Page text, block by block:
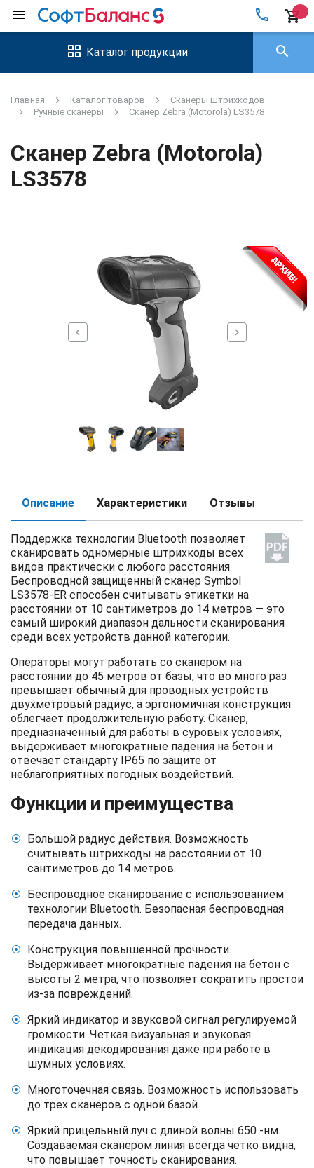
menu local_phone shopping_cart
Каталог продукции search
Главная Каталог товаров
Сканеры штрихкодов
Ручные сканеры
Сканер Zebra (Motorola) LS3578
chevron_left chevron_right
Сканер Zebra (Motorola)
LS3578
Описание Характеристики Отзывы
Поддержка технологии Bluetooth позволяет
сканировать одномерные штрихкоды всех
видов практически с любого расстояния.
Беспроводной защищенный сканер Symbol
LS3578-ER способен считывать этикетки на
расстоянии от 10 сантиметров до 14 метров — это
самый широкий диапазон дальности сканирования
среди всех устройств данной категории.
Операторы могут работать со сканером на
расстоянии до 45 метров от базы, что во много раз
превышает обычный для проводных устройств
двухметровый радиус, а эргономичная конструкция
облегчает продолжительную работу. Сканер,
предназначенный для работы в суровых условиях,
выдерживает многократные падения на бетон и
отвечает стандарту IP65 по защите от
неблагоприятных погодных воздействий.
Функции и преимущества
Большой радиус действия. Возможность
считывать штрихкоды на расстоянии от 10
сантиметров до 14 метров.
Беспроводное сканирование с использованием
технологии Bluetooth. Безопасная беспроводная
передача данных.
Конструкция повышенной прочности.
Выдерживает многократные падения на бетон с
высоты 2 метра, что позволяет сократить простои
из-за повреждений.
Яркий индикатор и звуковой сигнал регулируемой
громкости. Четкая визуальная и звуковая
индикация декодирования даже при работе в
шумных условиях.
Многоточечная связь. Возможность использовать
до трех сканеров с одной базой.
Яркий прицельный луч с длиной волны 650 -нм.
Создаваемая сканером линия всегда четко видна,
что повышает точность сканирования.